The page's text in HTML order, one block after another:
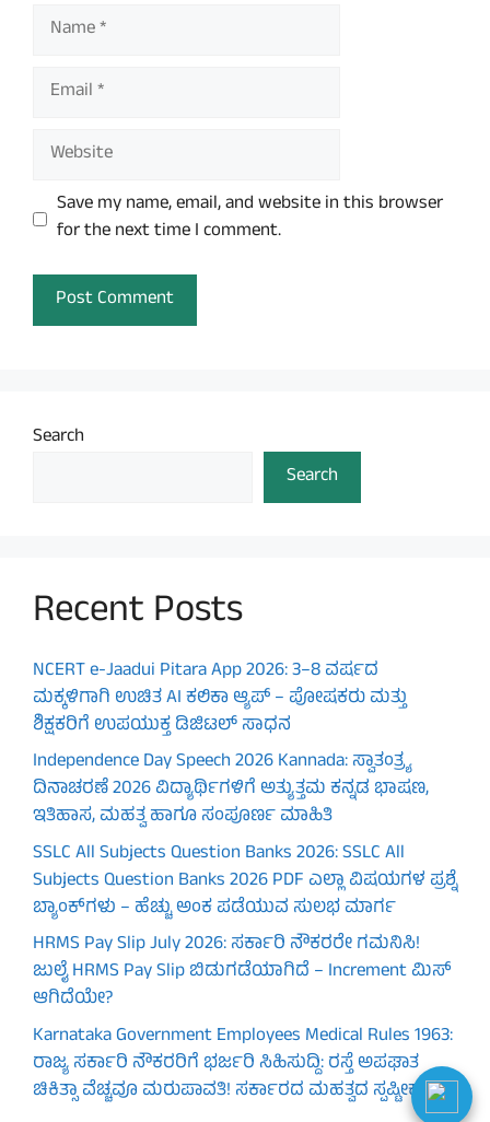
Name
Email
Website
Save my name, email, and website in this browser
for the next time I comment.
Search
Search
Recent Posts
NCERT e-Jaadui Pitara App 2026: 3–8 ವರ್ಷದ
ಮಕ್ಕಳಿಗಾಗಿ ಉಚಿತ AI ಕಲಿಕಾ ಆ್ಯಪ್ – ಪೋಷಕರು ಮತ್ತು
ಶಿಕ್ಷಕರಿಗೆ ಉಪಯುಕ್ತ ಡಿಜಿಟಲ್ ಸಾಧನ
Independence Day Speech 2026 Kannada: ಸ್ವಾತಂತ್ರ್ಯ
ದಿನಾಚರಣೆ 2026 ವಿದ್ಯಾರ್ಥಿಗಳಿಗೆ ಅತ್ಯುತ್ತಮ ಕನ್ನಡ ಭಾಷಣ,
ಇತಿಹಾಸ, ಮಹತ್ವ ಹಾಗೂ ಸಂಪೂರ್ಣ ಮಾಹಿತಿ
SSLC All Subjects Question Banks 2026: SSLC All
Subjects Question Banks 2026 PDF ಎಲ್ಲಾ ವಿಷಯಗಳ ಪ್ರಶ್ನೆ
ಬ್ಯಾಂಕ್‌ಗಳು – ಹೆಚ್ಚು ಅಂಕ ಪಡೆಯುವ ಸುಲಭ ಮಾರ್ಗ
HRMS Pay Slip July 2026: ಸರ್ಕಾರಿ ನೌಕರರೇ ಗಮನಿಸಿ!
ಜುಲೈ HRMS Pay Slip ಬಿಡುಗಡೆಯಾಗಿದೆ – Increment ಮಿಸ್
ಆಗಿದೆಯೇ?
Karnataka Government Employees Medical Rules 1963:
ರಾಜ್ಯ ಸರ್ಕಾರಿ ನೌಕರರಿಗೆ ಭರ್ಜರಿ ಸಿಹಿಸುದ್ದಿ: ರಸ್ತೆ ಅಪಘಾತ
ಚಿಕಿತ್ಸಾ ವೆಚ್ಚವೂ ಮರುಪಾವತಿ! ಸರ್ಕಾರದ ಮಹತ್ವದ ಸ್ಪಷ್ಟೀಕರಣ